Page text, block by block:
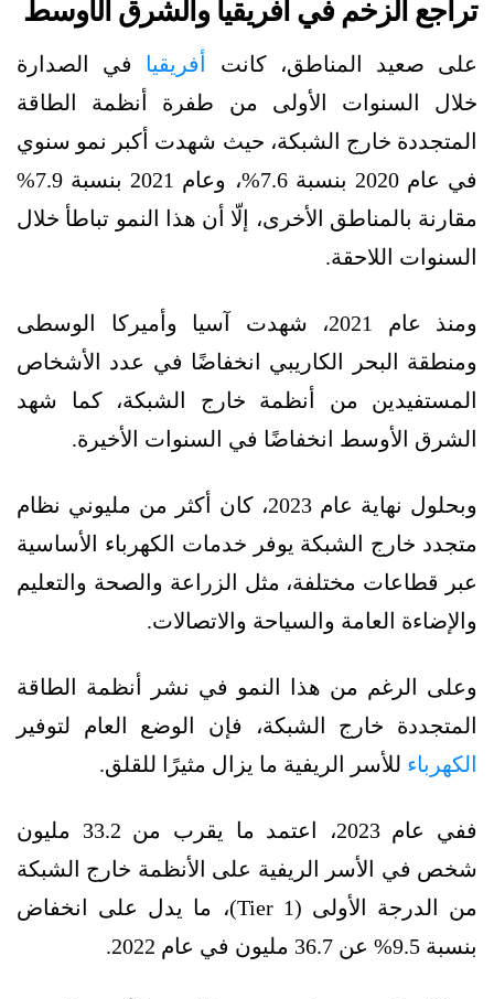
تراجع الزخم في أفريقيا والشرق الأوسط
على صعيد المناطق، كانت أفريقيا في الصدارة
خلال السنوات الأولى من طفرة أنظمة الطاقة
المتجددة خارج الشبكة، حيث شهدت أكبر نمو سنوي
في عام 2020 بنسبة 7.6%، وعام 2021 بنسبة 7.9%
مقارنة بالمناطق الأخرى، إلّا أن هذا النمو تباطأ خلال
السنوات اللاحقة.
ومنذ عام 2021، شهدت آسيا وأميركا الوسطى
ومنطقة البحر الكاريبي انخفاضًا في عدد الأشخاص
المستفيدين من أنظمة خارج الشبكة، كما شهد
الشرق الأوسط انخفاضًا في السنوات الأخيرة.
وبحلول نهاية عام 2023، كان أكثر من مليوني نظام
متجدد خارج الشبكة يوفر خدمات الكهرباء الأساسية
عبر قطاعات مختلفة، مثل الزراعة والصحة والتعليم
والإضاءة العامة والسياحة والاتصالات.
وعلى الرغم من هذا النمو في نشر أنظمة الطاقة
المتجددة خارج الشبكة، فإن الوضع العام لتوفير
الكهرباء للأسر الريفية ما يزال مثيرًا للقلق.
ففي عام 2023، اعتمد ما يقرب من 33.2 مليون
شخص في الأسر الريفية على الأنظمة خارج الشبكة
من الدرجة الأولى (Tier 1)، ما يدل على انخفاض
بنسبة 9.5% عن 36.7 مليون في عام 2022.